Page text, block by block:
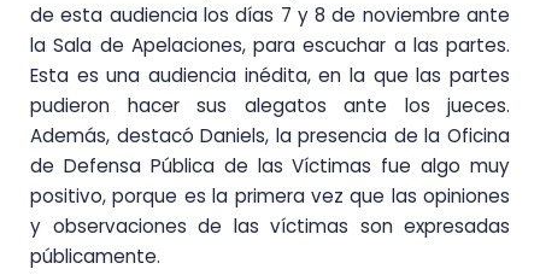
de esta audiencia los días 7 y 8 de noviembre ante
la Sala de Apelaciones, para escuchar a las partes.
Esta es una audiencia inédita, en la que las partes
pudieron hacer sus alegatos ante los jueces.
Además, destacó Daniels, la presencia de la Oficina
de Defensa Pública de las Víctimas fue algo muy
positivo, porque es la primera vez que las opiniones
y observaciones de las víctimas son expresadas
públicamente.